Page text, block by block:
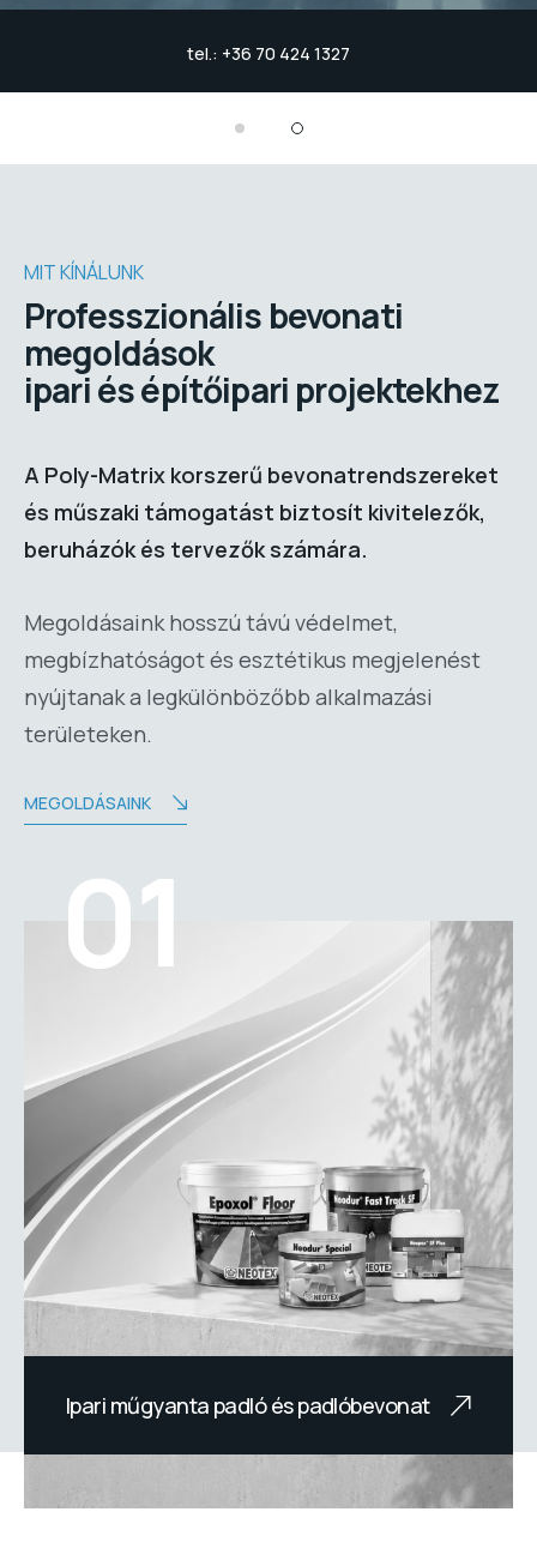
tel.: +36 70 424 1327
MIT KÍNÁLUNK
Professzionális bevonati
megoldások
ipari és építőipari projektekhez
A Poly-Matrix korszerű bevonatrendszereket
és műszaki támogatást biztosít kivitelezők,
beruházók és tervezők számára.
Megoldásaink hosszú távú védelmet,
megbízhatóságot és esztétikus megjelenést
nyújtanak a legkülönbözőbb alkalmazási
területeken.
MEGOLDÁSAINK
01
Ipari műgyanta padló és padlóbevonat
napjaink egyik leghatékonyabb
megoldás